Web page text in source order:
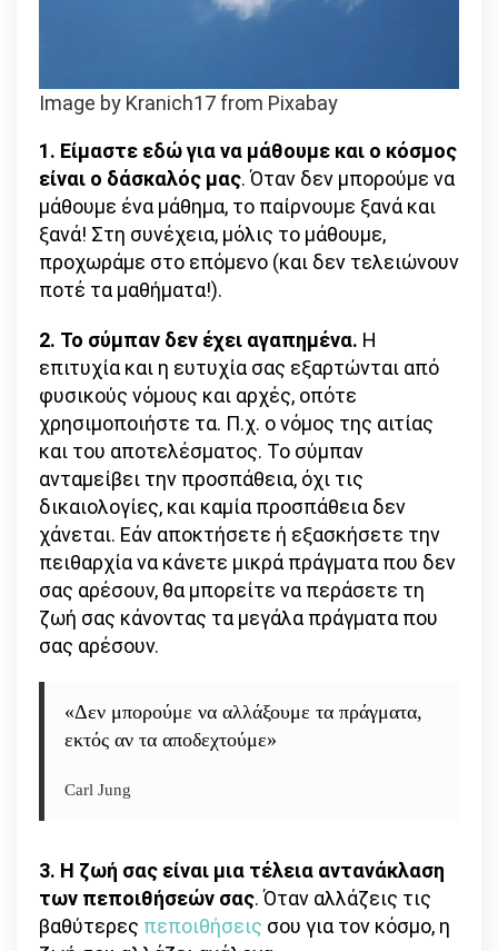
Image by Kranich17 from Pixabay
1. Είμαστε εδώ για να μάθουμε και ο κόσμος
είναι ο δάσκαλός μας. Όταν δεν μπορούμε να
μάθουμε ένα μάθημα, το παίρνουμε ξανά και
ξανά! Στη συνέχεια, μόλις το μάθουμε,
προχωράμε στο επόμενο (και δεν τελειώνουν
ποτέ τα μαθήματα!).
2. Το σύμπαν δεν έχει αγαπημένα. Η
επιτυχία και η ευτυχία σας εξαρτώνται από
φυσικούς νόμους και αρχές, οπότε
χρησιμοποιήστε τα. Π.χ. ο νόμος της αιτίας
και του αποτελέσματος. Το σύμπαν
ανταμείβει την προσπάθεια, όχι τις
δικαιολογίες, και καμία προσπάθεια δεν
χάνεται. Εάν αποκτήσετε ή εξασκήσετε την
πειθαρχία να κάνετε μικρά πράγματα που δεν
σας αρέσουν, θα μπορείτε να περάσετε τη
ζωή σας κάνοντας τα μεγάλα πράγματα που
σας αρέσουν.
«Δεν μπορούμε να αλλάξουμε τα πράγματα,
εκτός αν τα αποδεχτούμε»
Carl Jung
3. Η ζωή σας είναι μια τέλεια αντανάκλαση
των πεποιθήσεών σας. Όταν αλλάζεις τις
βαθύτερες πεποιθήσεις σου για τον κόσμο, η